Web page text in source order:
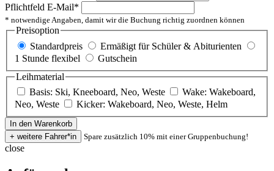
Pflichtfeld E-Mail*
* notwendige Angaben, damit wir die Buchung richtig zuordnen können
Preisoption
Standardpreis
Ermäßigt für Schüler & Abiturienten
1 Stunde flexibel
Gutschein
Leihmaterial
Basis: Ski, Kneeboard, Neo, Weste
Wake: Wakeboard,
Neo, Weste
Kicker: Wakeboard, Neo, Weste, Helm
Spare zusätzlich 10% mit einer Gruppenbuchung!
close